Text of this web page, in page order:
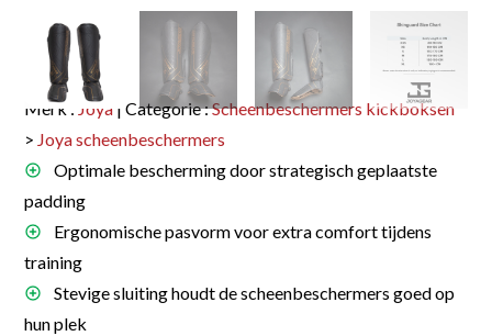
Merk : Joya | Categorie :Scheenbeschermers kickboksen
> Joya scheenbeschermers
Optimale bescherming door strategisch geplaatste
padding
Ergonomische pasvorm voor extra comfort tijdens
training
Stevige sluiting houdt de scheenbeschermers goed op
hun plek